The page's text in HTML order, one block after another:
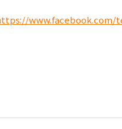
www.facebook.com/